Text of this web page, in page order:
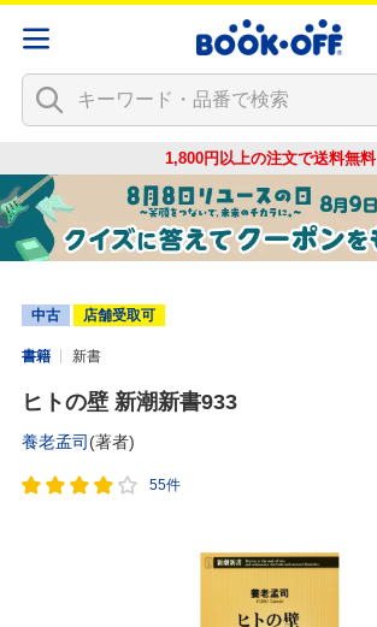
1,800円以上の注文で送料無料
中古 店舗受取可
書籍 新書
ヒトの壁 新潮新書933
養老孟司 (著者)
55件